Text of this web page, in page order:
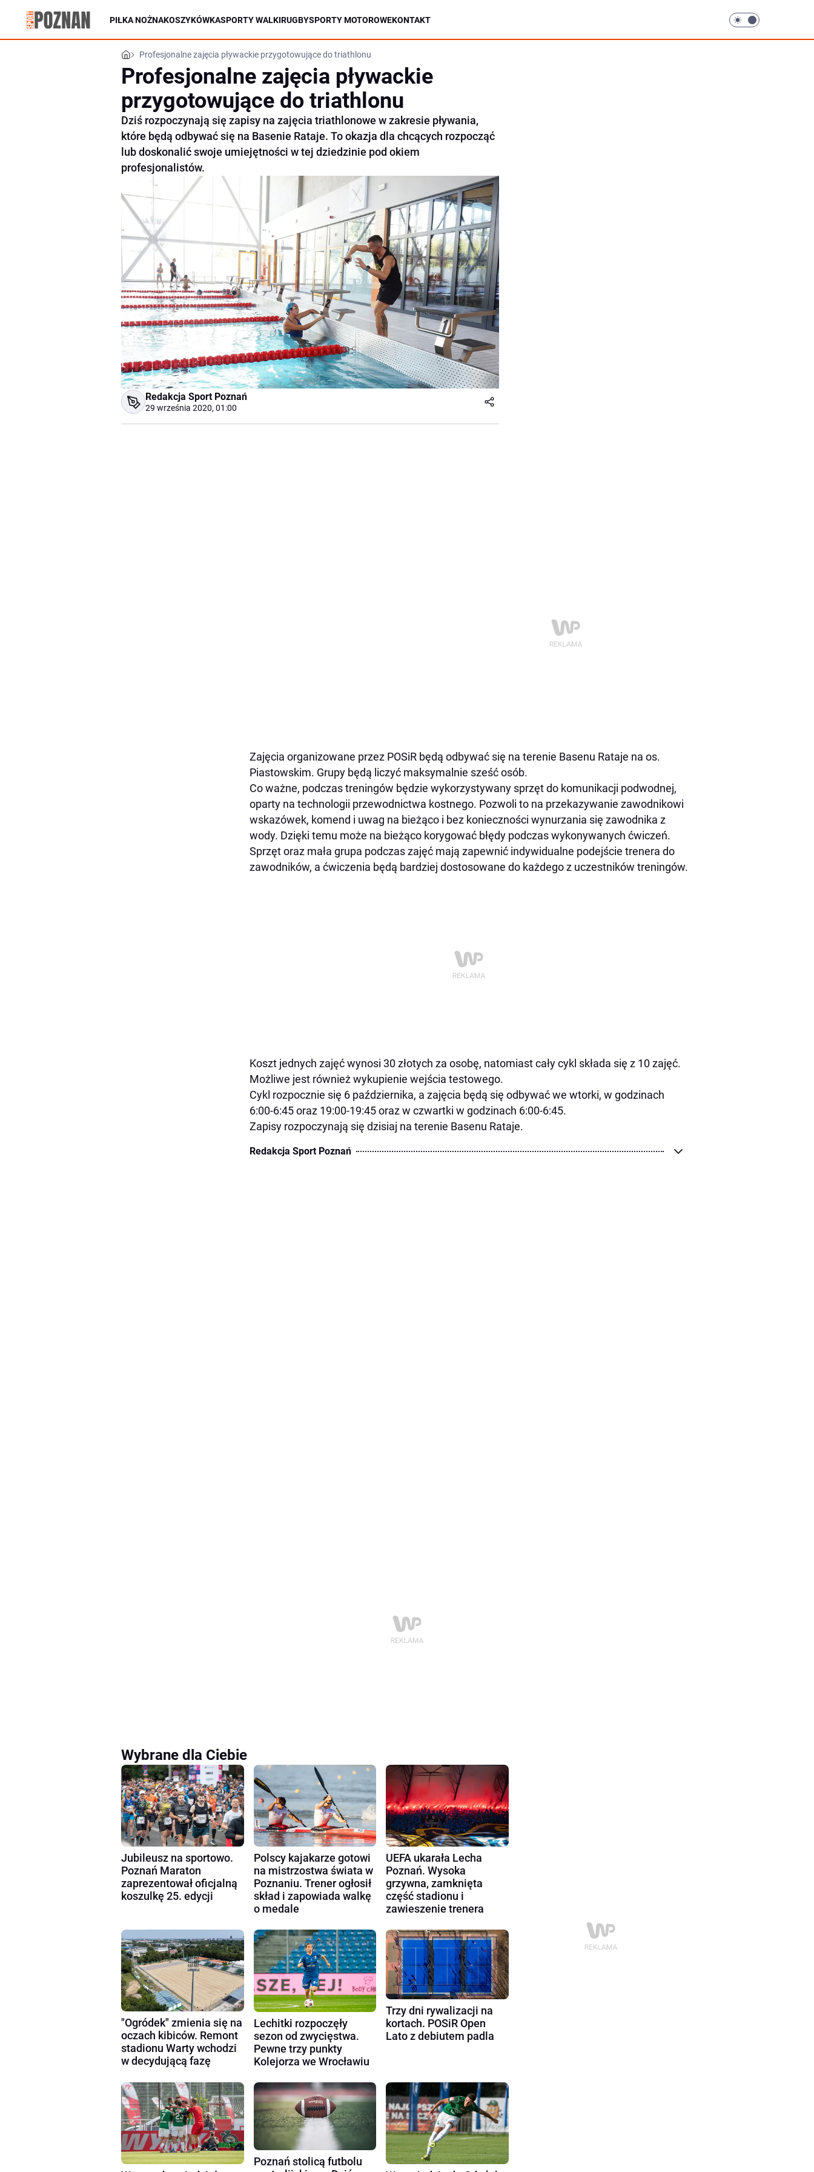
PIŁKA NOŻNAKOSZYKÓWKASPORTY WALKIRUGBYSPORTY MOTOROWEKONTAKT
Profesjonalne zajęcia pływackie przygotowujące do triathlonu
Profesjonalne zajęcia pływackie
przygotowujące do triathlonu
Dziś rozpoczynają się zapisy na zajęcia triathlonowe w zakresie pływania,
które będą odbywać się na Basenie Rataje. To okazja dla chcących rozpocząć
lub doskonalić swoje umiejętności w tej dziedzinie pod okiem
profesjonalistów.
Redakcja Sport Poznań
29 września 2020, 01:00
Zajęcia organizowane przez POSiR będą odbywać się na terenie Basenu Rataje na os.
Piastowskim. Grupy będą liczyć maksymalnie sześć osób.
Co ważne, podczas treningów będzie wykorzystywany sprzęt do komunikacji podwodnej,
oparty na technologii przewodnictwa kostnego. Pozwoli to na przekazywanie zawodnikowi
wskazówek, komend i uwag na bieżąco i bez konieczności wynurzania się zawodnika z
wody. Dzięki temu może na bieżąco korygować błędy podczas wykonywanych ćwiczeń.
Sprzęt oraz mała grupa podczas zajęć mają zapewnić indywidualne podejście trenera do
zawodników, a ćwiczenia będą bardziej dostosowane do każdego z uczestników treningów.
Koszt jednych zajęć wynosi 30 złotych za osobę, natomiast cały cykl składa się z 10 zajęć.
Możliwe jest również wykupienie wejścia testowego.
Cykl rozpocznie się 6 października, a zajęcia będą się odbywać we wtorki, w godzinach
6:00-6:45 oraz 19:00-19:45 oraz w czwartki w godzinach 6:00-6:45.
Zapisy rozpoczynają się dzisiaj na terenie Basenu Rataje.
Redakcja Sport Poznań
Wybrane dla Ciebie
Jubileusz na sportowo.
Poznań Maraton
zaprezentował oficjalną
koszulkę 25. edycji
Polscy kajakarze gotowi
na mistrzostwa świata w
Poznaniu. Trener ogłosił
skład i zapowiada walkę
o medale
UEFA ukarała Lecha
Poznań. Wysoka
grzywna, zamknięta
część stadionu i
zawieszenie trenera
"Ogródek" zmienia się na
oczach kibiców. Remont
stadionu Warty wchodzi
w decydującą fazę
Lechitki rozpoczęły
sezon od zwycięstwa.
Pewne trzy punkty
Kolejorza we Wrocławiu
Trzy dni rywalizacji na
kortach. POSiR Open
Lato z debiutem padla
Poznań stolicą futbolu